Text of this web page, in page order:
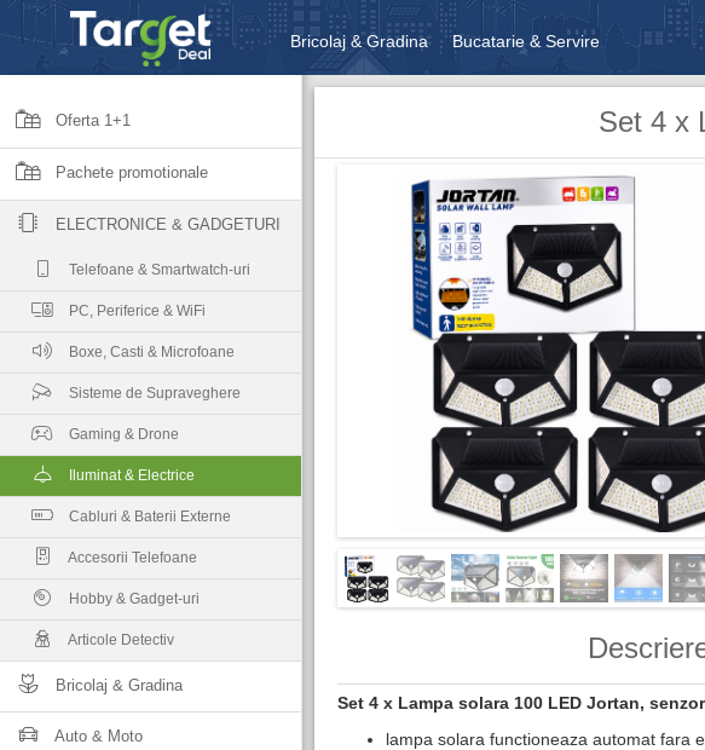
Bricolaj & Gradina Bucatarie & Servire
Unelte & Scule Jucarii, Copii & Bebe
Oferta 1+1
Pachete promotionale
ELECTRONICE & GADGETURI
Telefoane & Smartwatch-uri
PC, Periferice & WiFi
Boxe, Casti & Microfoane
Sisteme de Supraveghere
Gaming & Drone
Iluminat & Electrice
Cabluri & Baterii Externe
Accesorii Telefoane
Hobby & Gadget-uri
Articole Detectiv
Bricolaj & Gradina
Auto & Moto
Set 4 x
Set 4 x Lampa solara 100 LED Jortan,
lampa solara functioneaza automat fara